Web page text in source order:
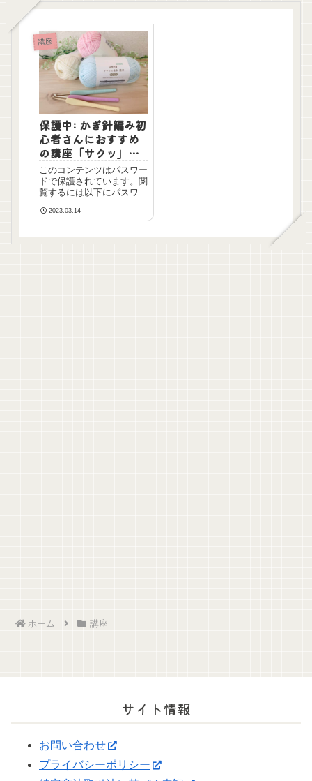
講座
保護中: かぎ針編み初
心者さんにおすすめ
の講座「サクッ」と
基礎がマスターでき
てコスパもいい
このコンテンツはパスワー
ドで保護されています。閲
覧するには以下にパスワー
パスワード:
2023.03.14
ホーム 講座
サイト情報
お問い合わせ
プライバシーポリシー